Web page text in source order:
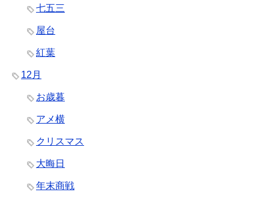
七五三
屋台
紅葉
12月
お歳暮
アメ横
クリスマス
大晦日
年末商戦